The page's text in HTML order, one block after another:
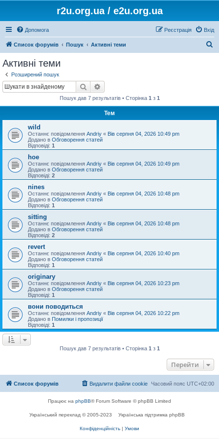
r2u.org.ua / e2u.org.ua
Допомога Вхід
Реєстрація
Список форумів Пошук Активні теми
Активні теми
Розширений пошук
Пошук
Пошук дав 7 результатів • Сторінка 1 з 1
Тем
wild
Останнє повідомлення Andriy « Вів серпня 04, 2026 10:49 pm
Додано в Обговорення статей
Відповіді: 1
hoe
Останнє повідомлення Andriy « Вів серпня 04, 2026 10:49 pm
Додано в Обговорення статей
Відповіді: 2
nines
Останнє повідомлення Andriy « Вів серпня 04, 2026 10:48 pm
Додано в Обговорення статей
Відповіді: 1
sitting
Останнє повідомлення Andriy « Вів серпня 04, 2026 10:48 pm
Додано в Обговорення статей
Відповіді: 2
revert
Останнє повідомлення Andriy « Вів серпня 04, 2026 10:40 pm
Додано в Обговорення статей
Відповіді: 1
originary
Останнє повідомлення Andriy « Вів серпня 04, 2026 10:23 pm
Додано в Обговорення статей
Відповіді: 1
вони поводиться
Останнє повідомлення Andriy « Вів серпня 04, 2026 10:22 pm
Додано в Помилки і пропозиції
Відповіді: 1
Пошук дав 7 результатів • Сторінка 1 з 1
Перейти
Список форумів Часовий пояс UTC+02:00
Видалити файли cookie
Працює на phpBB® Forum Software © phpBB Limited
Український переклад © 2005-2023 Українська підтримка phpBB
Конфіденційність | Умови